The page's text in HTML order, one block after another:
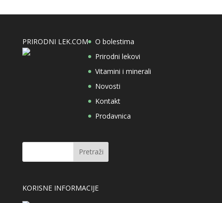
PRIRODNI LEK.COM
O bolestima
Prirodni lekovi
Vitamini i minerali
Novosti
Kontakt
Prodavnica
KORISNE INFORMACIJE